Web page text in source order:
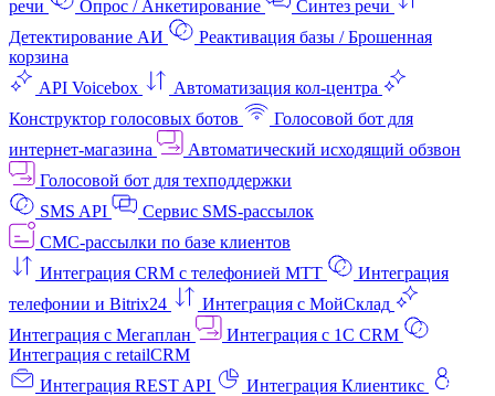
речи
Опрос / Анкетирование
Синтез речи
Детектирование АИ
Реактивация базы / Брошенная
корзина
API Voicebox
Автоматизация кол‑центра
Конструктор голосовых ботов
Голосовой бот для
интернет‑магазина
Автоматический исходящий обзвон
Голосовой бот для техподдержки
SMS API
Сервис SMS-рассылок
СМС-рассылки по базе клиентов
Интеграция CRM с телефонией МТТ
Интеграция
телефонии и Bitrix24
Интеграция с МойСклад
Интеграция с Мегаплан
Интеграция с 1C CRM
Интеграция с retailCRM
Интеграция REST API
Интеграция Клиентикс